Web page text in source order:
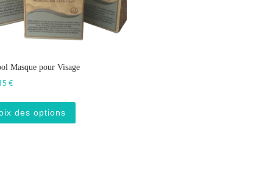
Masque pour Visage
€Plage de prix : 4 € à 15 €
des options